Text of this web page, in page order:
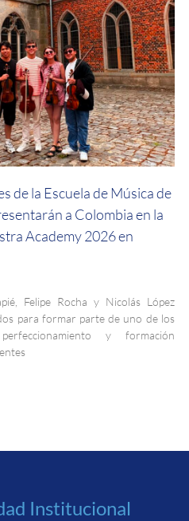
de la Escuela de Música de
a Colombia en la
Academy 2026 en
Felipe Rocha y Nicolás López
para formar parte de uno de los
y formación
Institucional